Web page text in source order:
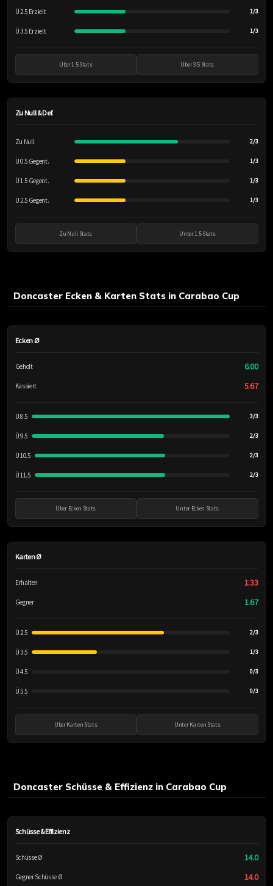
Ü 2.5 Erzielt 1/3
Ü 3.5 Erzielt 1/3
Über 1.5 Stats Über 3.5 Stats
Zu Null & Def.
Zu Null 2/3
Ü 0.5 Gegent. 1/3
Ü 1.5 Gegent. 1/3
Ü 2.5 Gegent. 1/3
Zu Null Stats Unter 1.5 Stats
Doncaster Ecken & Karten Stats in Carabao Cup
Ecken Ø
Geholt 6.00
Kassiert 5.67
Ü 8.5 3/3
Ü 9.5 2/3
Ü 10.5 2/3
Ü 11.5 2/3
Über Ecken Stats Unter Ecken Stats
Karten Ø
Erhalten 1.33
Gegner 1.67
Ü 2.5 2/3
Ü 3.5 1/3
Ü 4.5 0/3
Ü 5.5 0/3
Über Karten Stats Unter Karten Stats
Doncaster Schüsse & Effizienz in Carabao Cup
Schüsse & Effizienz
Schüsse Ø 14.0
Gegner Schüsse Ø 14.0